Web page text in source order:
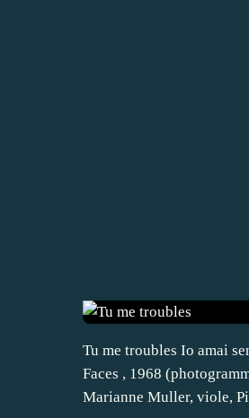
Tu me troubles Io amai
Faces , 1968
Marianne Muller, viole,